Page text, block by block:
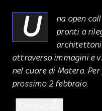
U
na open
pronti a
attraverso immagini e
nel cuore di Matera.
prossimo 2 febbraio.